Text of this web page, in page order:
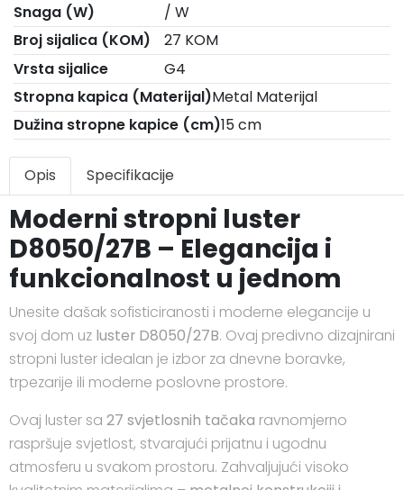
Snaga (W)
/ W
Broj sijalica (KOM)
27 KOM
Vrsta sijalice
G4
Stropna kapica (Materijal)Metal Materijal
Dužina stropne kapice (cm)15 cm
Opis Specifikacije
Moderni stropni luster
D8050/27B – Elegancija i
funkcionalnost u jednom
Unesite dašak sofisticiranosti i moderne elegancije u
svoj dom uz luster D8050/27B. Ovaj predivno dizajnirani
stropni luster idealan je izbor za dnevne boravke,
trpezarije ili moderne poslovne prostore.
Ovaj luster sa 27 svjetlosnih tačaka ravnomjerno
raspršuje svjetlost, stvarajući prijatnu i ugodnu
atmosferu u svakom prostoru. Zahvaljujući visoko